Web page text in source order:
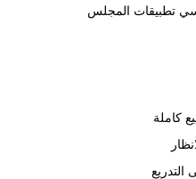
تطبيقات المجلس
كاملة
التدريع